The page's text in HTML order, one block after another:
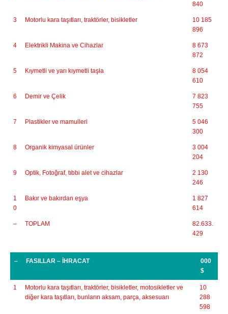
840
3 Motorlu kara taşıtları, traktörler, bisikletler
10 185
896
4 Elektrikli Makina ve Cihazlar
8 673
872
5 Kıymetli ve yarı kıymetli taşla
8 054
610
6 Demir ve Çelik
7 823
755
7 Plastikler ve mamulleri
5 046
300
8 Organik kimyasal ürünler
3 004
204
9 Optik, Fotoğraf, tıbbi alet ve cihazlar
2 130
246
1
0
Bakır ve bakırdan eşya
1 827
614
– TOPLAM
82.633.
429
– FASILLAR – İHRACAT
000
$
1
Motorlu kara taşıtları, traktörler, bisikletler, motosikletler ve
diğer kara taşıtları, bunların aksam, parça, aksesuarı
10
288
598